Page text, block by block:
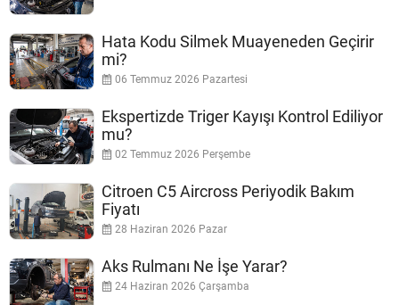
Hata Kodu Silmek Muayeneden Geçirir
mi?
06 Temmuz 2026 Pazartesi
Ekspertizde Triger Kayışı Kontrol Ediliyor
mu?
02 Temmuz 2026 Perşembe
Citroen C5 Aircross Periyodik Bakım
Fiyatı
28 Haziran 2026 Pazar
Aks Rulmanı Ne İşe Yarar?
24 Haziran 2026 Çarşamba